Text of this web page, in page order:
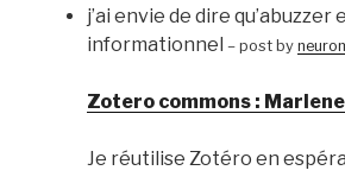
j’ai envie de dire
informationnel – post by
Zotero commons :
Je réutilise Zotéro en